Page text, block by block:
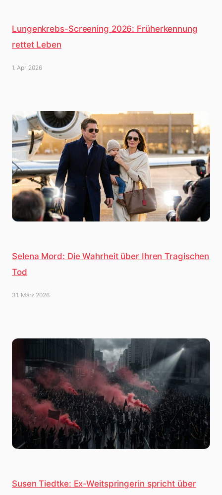
Lungenkrebs-Screening 2026: Früherkennung
rettet Leben
1. Apr. 2026
Selena Mord: Die Wahrheit über Ihren Tragischen
Tod
31. März 2026
Susen Tiedtke: Ex-Weitspringerin spricht über